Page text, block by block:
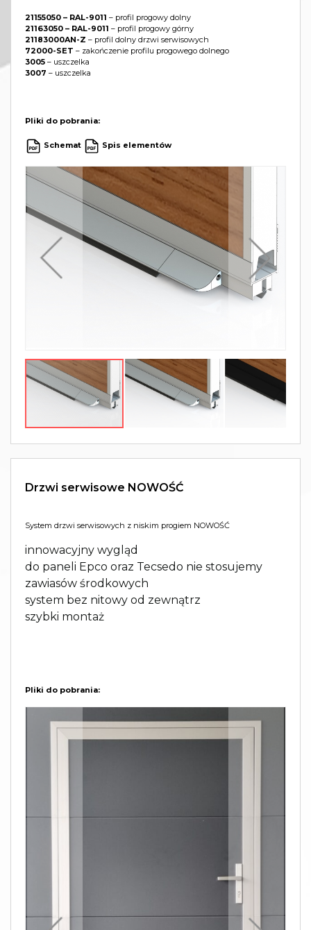
21155050 – RAL-9011 – profil progowy dolny
21163050 – RAL-9011 – profil progowy górny
21183000AN-Z – profil dolny drzwi serwisowych
72000-SET – zakończenie profilu progowego dolnego
3005 – uszczelka
3007 – uszczelka
Pliki do pobrania:
Schemat Spis elementów
Drzwi serwisowe NOWOŚĆ
System drzwi serwisowych z niskim progiem NOWOŚĆ
innowacyjny wygląd
do paneli Epco oraz Tecsedo nie stosujemy
zawiasów środkowych
system bez nitowy od zewnątrz
szybki montaż
Pliki do pobrania: